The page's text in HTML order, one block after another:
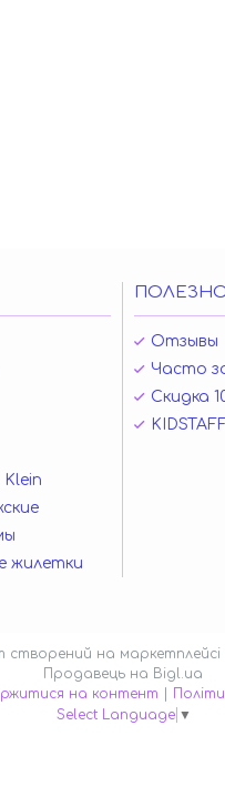
Klein
жилетки
Отзывы
Часто
Скидка
KIDSTAFF
створений на маркетплейсі
Продавець на Bigl.ua
на контент
Select Language ▼